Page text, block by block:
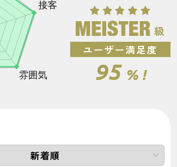
ウンセリングに行くべし！予約の流
す
ア美容皮膚科クリニックは自分にあ
できるメンズ医療脱毛クリニック！
膚科でよくある質問
ユーザー満足度
95 % !